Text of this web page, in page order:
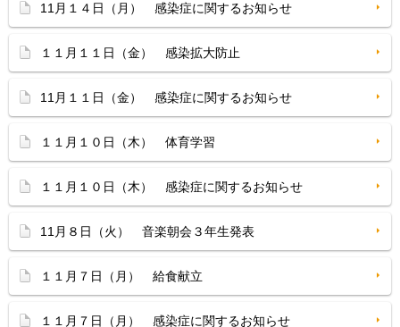
11月１４日（月） 感染症に関するお知らせ
１１月１１日（金） 感染拡大防止
11月１１日（金） 感染症に関するお知らせ
１１月１０日（木） 体育学習
１１月１０日（木） 感染症に関するお知らせ
11月８日（火） 音楽朝会３年生発表
１１月７日（月） 給食献立
１１月７日（月） 感染症に関するお知らせ